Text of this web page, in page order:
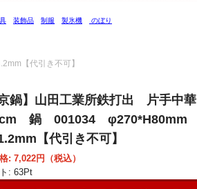
装飾品 制服 製氷機 のぼり
【代引き不可】
京鍋】山田工業所鉄打出 片手中華
鍋 001034 φ270*H80mm
【代引き不可】
: 7,022円（税込）
: 63Pt